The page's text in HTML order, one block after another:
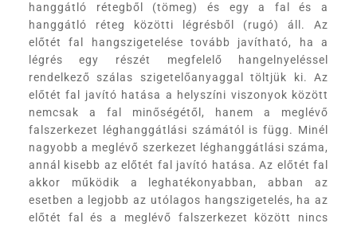
hanggátló rétegből (tömeg) és egy a fal és a
hanggátló réteg közötti légrésből (rugó) áll. Az
előtét fal hangszigetelése tovább javítható, ha a
légrés egy részét megfelelő hangelnyeléssel
rendelkező szálas szigetelőanyaggal töltjük ki. Az
előtét fal javító hatása a helyszíni viszonyok között
nemcsak a fal minőségétől, hanem a meglévő
falszerkezet léghanggátlási számától is függ. Minél
nagyobb a meglévő szerkezet léghanggátlási száma,
annál kisebb az előtét fal javító hatása. Az előtét fal
akkor működik a leghatékonyabban, abban az
esetben a legjobb az utólagos hangszigetelés, ha az
előtét fal és a meglévő falszerkezet között nincs